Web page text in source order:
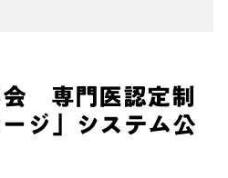
会 専門医認定制
ジ」システム公